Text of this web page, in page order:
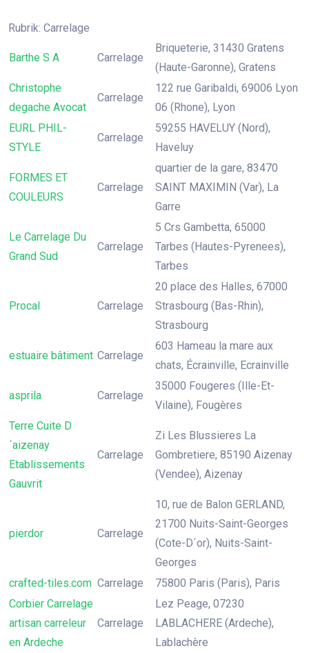
Rubrik: Carrelage
Barthe S A Carrelage
Briqueterie, 31430 Gratens
(Haute-Garonne), Gratens
Christophe
degache Avocat
Carrelage
122 rue Garibaldi, 69006 Lyon
06 (Rhone), Lyon
EURL PHIL-
STYLE
Carrelage
59255 HAVELUY (Nord),
Haveluy
FORMES ET
COULEURS
Carrelage
quartier de la gare, 83470
SAINT MAXIMIN (Var), La
Garre
Le Carrelage Du
Grand Sud
Carrelage
5 Crs Gambetta, 65000
Tarbes (Hautes-Pyrenees),
Tarbes
Procal Carrelage
20 place des Halles, 67000
Strasbourg (Bas-Rhin),
Strasbourg
estuaire bâtiment Carrelage
603 Hameau la mare aux
chats, Écrainville, Ecrainville
asprila Carrelage
35000 Fougeres (Ille-Et-
Vilaine), Fougères
Terre Cuite D
´aizenay
Etablissements
Gauvrit
Carrelage
Zi Les Blussieres La
Gombretiere, 85190 Aizenay
(Vendee), Aizenay
pierdor Carrelage
10, rue de Balon GERLAND,
21700 Nuits-Saint-Georges
(Cote-D´or), Nuits-Saint-
Georges
crafted-tiles.com Carrelage
75800 Paris (Paris), Paris
Corbier Carrelage
artisan carreleur
en Ardeche
Carrelage
Lez Peage, 07230
LABLACHERE (Ardeche),
Lablachère